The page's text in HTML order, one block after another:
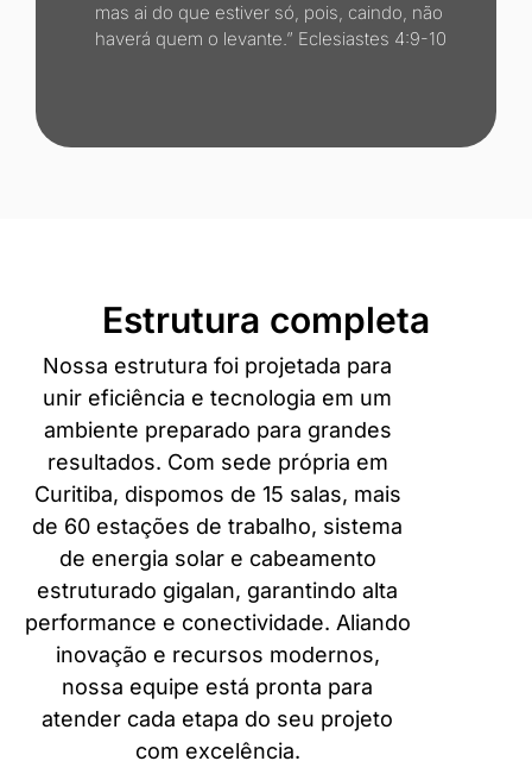
mas ai do que estiver só, pois, caindo, não
haverá quem o levante.” Eclesiastes 4:9-10
Estrutura completa
Nossa estrutura foi projetada para
unir eficiência e tecnologia em um
ambiente preparado para grandes
resultados. Com sede própria em
Curitiba, dispomos de 15 salas, mais
de 60 estações de trabalho, sistema
de energia solar e cabeamento
estruturado gigalan, garantindo alta
performance e conectividade. Aliando
inovação e recursos modernos,
nossa equipe está pronta para
atender cada etapa do seu projeto
com excelência.